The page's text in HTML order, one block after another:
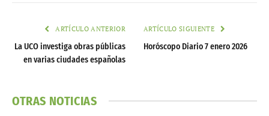
ARTÍCULO ANTERIOR
La UCO investiga obras públicas
en varias ciudades españolas
ARTÍCULO SIGUIENTE
Horóscopo Diario 7 enero 2026
OTRAS NOTICIAS